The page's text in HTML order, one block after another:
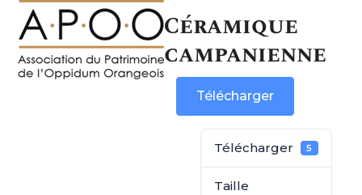
Open
mobile
menu
Close
mobile
menu
Céramique
campanienne
Télécharger
Télécharger 5
Taille